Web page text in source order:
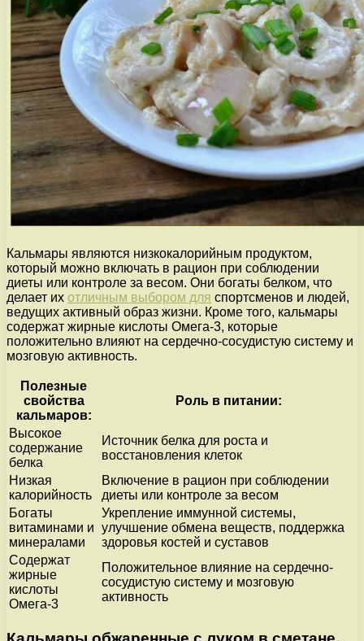
Кальмары являются низкокалорийным продуктом,
который можно включать в рацион при соблюдении
диеты или контроле за весом. Они богаты белком, что
делает их отличным выбором для спортсменов и людей,
ведущих активный образ жизни. Кроме того, кальмары
содержат жирные кислоты Омега-3, которые
положительно влияют на сердечно-сосудистую систему и
мозговую активность.
Полезные
свойства
кальмаров:
Роль в питании:
Высокое
содержание
белка
Источник белка для роста и
восстановления клеток
Низкая
калорийность
Включение в рацион при соблюдении
диеты или контроле за весом
Богаты
витаминами и
минералами
Укрепление иммунной системы,
улучшение обмена веществ, поддержка
здоровья костей и суставов
Содержат
жирные
кислоты
Омега-3
Положительное влияние на сердечно-
сосудистую систему и мозговую
активность